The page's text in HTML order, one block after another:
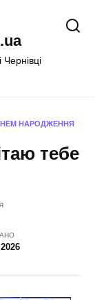
НАРОДЖЕННЯ
тебе